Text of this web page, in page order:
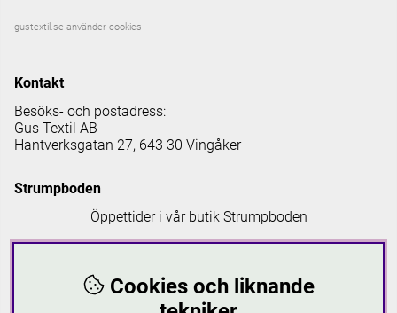
gustextil.se använder cookies
Kontakt
Besöks- och postadress:
Gus Textil AB
Hantverksgatan 27, 643 30 Vingåker
Strumpboden
Öppettider i vår butik Strumpboden
Onsdag: 08 - 16.30
Torsdag: 08 - 18
Cookies och liknande